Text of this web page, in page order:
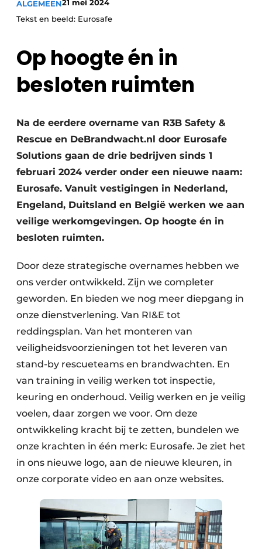
Podcasts
Vacatures
Video’s
ALGEMEEN21 mei 2024
Tekst en beeld: Eurosafe
Op hoogte én in
besloten ruimten
Na de eerdere overname van R3B Safety &
Rescue en DeBrandwacht.nl door Eurosafe
Solutions gaan de drie bedrijven sinds 1
februari 2024 verder onder een nieuwe naam:
Eurosafe. Vanuit vestigingen in Nederland,
Engeland, Duitsland en België werken we aan
veilige werkomgevingen. Op hoogte én in
besloten ruimten.
Door deze strategische overnames hebben we
ons verder ontwikkeld. Zijn we completer
geworden. En bieden we nog meer diepgang in
onze dienstverlening. Van RI&E tot
reddingsplan. Van het monteren van
veiligheidsvoorzieningen tot het leveren van
stand-by rescueteams en brandwachten. En
van training in veilig werken tot inspectie,
keuring en onderhoud. Veilig werken en je veilig
voelen, daar zorgen we voor. Om deze
ontwikkeling kracht bij te zetten, bundelen we
onze krachten in één merk: Eurosafe. Je ziet het
in ons nieuwe logo, aan de nieuwe kleuren, in
onze corporate video en aan onze websites.